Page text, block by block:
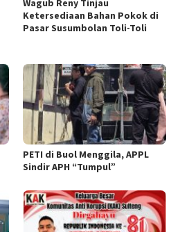
Wagub Reny Tinjau
Ketersediaan Bahan Pokok di
Pasar Susumbolan Toli-Toli
PETI di Buol Menggila, APPL
Sindir APH “Tumpul”